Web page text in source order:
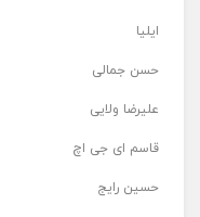
ایلیا
حسن جمالی
علیرضا ولایی
قاسم ای جی اچ
حسین رایج